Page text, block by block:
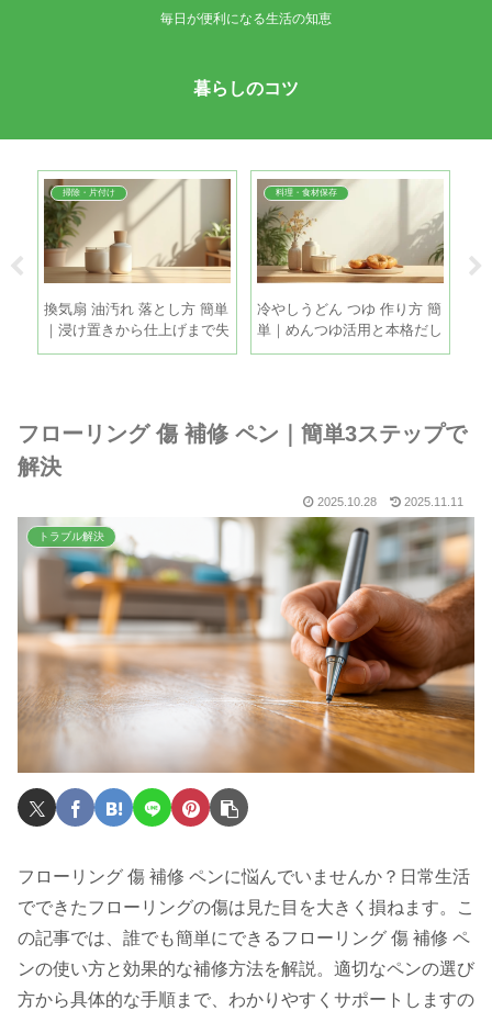
毎日が便利になる生活の知恵
暮らしのコツ
掃除・片付け
換気扇 油汚れ 落とし方 簡単
｜浸け置きから仕上げまで失
敗しない時短掃除
料理・食材保存
冷やしうどん つゆ 作り方 簡
単｜めんつゆ活用と本格だし
を5分で
フローリング 傷 補修 ペン｜簡単3ステップで
解決
2025.10.28 2025.11.11
トラブル解決
フローリング 傷 補修 ペンに悩んでいませんか？日常生活
でできたフローリングの傷は見た目を大きく損ねます。こ
の記事では、誰でも簡単にできるフローリング 傷 補修 ペ
ンの使い方と効果的な補修方法を解説。適切なペンの選び
方から具体的な手順まで、わかりやすくサポートしますの